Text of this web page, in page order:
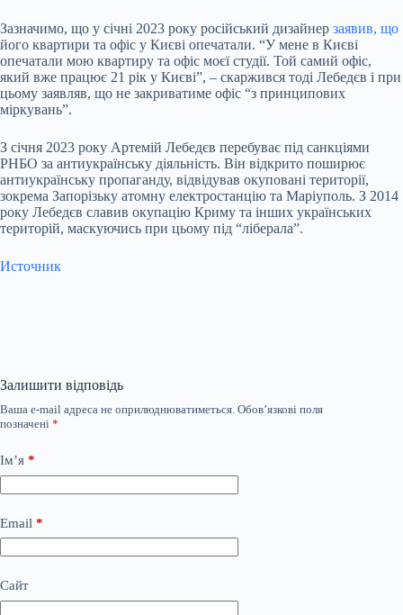
Зазначимо, що у січні 2023 року російський дизайнер заявив, що
його квартири та офіс у Києві опечатали. “У мене в Києві
опечатали мою квартиру та офіс моєї студії. Той самий офіс,
який вже працює 21 рік у Києві”, – скаржився тоді Лебедєв і при
цьому заявляв, що не закриватиме офіс “з принципових
міркувань”.
З січня 2023 року Артемій Лебедєв перебуває під санкціями
РНБО за антиукраїнську діяльність. Він відкрито поширює
антиукраїнську пропаганду, відвідував окуповані території,
зокрема Запорізьку атомну електростанцію та Маріуполь. З 2014
року Лебедєв славив окупацію Криму та інших українських
територій, маскуючись при цьому під “ліберала”.
Источник
Залишити відповідь
Ваша e-mail адреса не оприлюднюватиметься. Обов’язкові поля
позначені *
Ім’я *
Email *
Сайт